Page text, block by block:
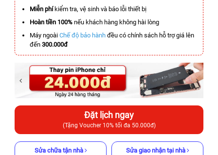
Miễn phíkiểm tra, vệ sinh và báo lỗi thiết bị
Hoàn tiền 100% nếu khách hàng không hài lòng
Máy ngoài Chế độ bảo hành đều có chính sách hỗ trợ giá lên
đến 300.000đ
Đặt lịch ngay
(Tặng Voucher 10% tối đa 50.000đ)
Sửa chữa tận nhà Sửa giao nhận tại nhà